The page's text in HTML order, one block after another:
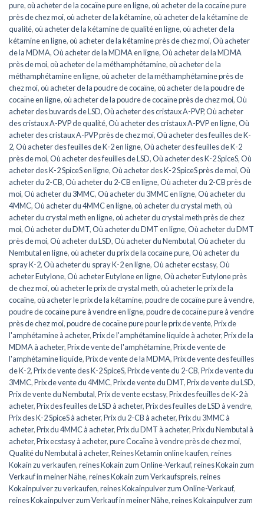
pure,où acheter de la cocaïne pure en ligne,où acheter de la cocaïne pure
près de chez moi,où acheter de la kétamine,où acheter de la kétamine de
qualité,où acheter de la kétamine de qualité en ligne,où acheter de la
kétamine en ligne,où acheter de la kétamine près de chez moi,Où acheter
de la MDMA,Où acheter de la MDMA en ligne,Où acheter de la MDMA
près de moi,où acheter de la méthamphétamine,où acheter de la
méthamphétamine en ligne,où acheter de la méthamphétamine près de
chez moi,où acheter de la poudre de cocaïne,où acheter de la poudre de
cocaïne en ligne,où acheter de la poudre de cocaïne près de chez moi,Où
acheter des buvards de LSD,Où acheter des cristaux A-PVP,Où acheter
des cristaux A-PVP de qualité,Où acheter des cristaux A-PVP en ligne,Où
acheter des cristaux A-PVP près de chez moi,Où acheter des feuilles de K-
2,Où acheter des feuilles de K-2 en ligne,Où acheter des feuilles de K-2
près de moi,Où acheter des feuilles de LSD,Où acheter des K-2 SpiceS,Où
acheter des K-2 SpiceS en ligne,Où acheter des K-2 SpiceS près de moi,Où
acheter du 2-CB,Où acheter du 2-CB en ligne,Où acheter du 2-CB près de
moi,Où acheter du 3MMC,Où acheter du 3MMC en ligne,Où acheter du
4MMC,Où acheter du 4MMC en ligne,où acheter du crystal meth,où
acheter du crystal meth en ligne,où acheter du crystal meth près de chez
moi,Où acheter du DMT,Où acheter du DMT en ligne,Où acheter du DMT
près de moi,Où acheter du LSD,Où acheter du Nembutal,Où acheter du
Nembutal en ligne,où acheter du prix de la cocaïne pure,Où acheter du
spray K-2,Où acheter du spray K-2 en ligne,Où acheter ecstasy,Où
acheter Eutylone,Où acheter Eutylone en ligne,Où acheter Eutylone près
de chez moi,où acheter le prix de crystal meth,où acheter le prix de la
cocaïne,où acheter le prix de la kétamine,poudre de cocaïne pure à vendre,
poudre de cocaïne pure à vendre en ligne,poudre de cocaïne pure à vendre
près de chez moi,poudre de cocaïne pure pour le prix de vente,Prix de
l'amphétamine à acheter,Prix de l'amphétamine liquide à acheter,Prix de la
MDMA à acheter,Prix de vente de l'amphétamine,Prix de vente de
l'amphétamine liquide,Prix de vente de la MDMA,Prix de vente des feuilles
de K-2,Prix de vente des K-2 SpiceS,Prix de vente du 2-CB,Prix de vente du
3MMC,Prix de vente du 4MMC,Prix de vente du DMT,Prix de vente du LSD,
Prix de vente du Nembutal,Prix de vente ecstasy,Prix des feuilles de K-2 à
acheter,Prix des feuilles de LSD à acheter,Prix des feuilles de LSD à vendre,
Prix des K-2 SpiceS à acheter,Prix du 2-CB à acheter,Prix du 3MMC à
acheter,Prix du 4MMC à acheter,Prix du DMT à acheter,Prix du Nembutal à
acheter,Prix ecstasy à acheter,pure Cocaïne à vendre près de chez moi,
Qualité du Nembutal à acheter,Reines Ketamin online kaufen,reines
Kokain zu verkaufen,reines Kokain zum Online-Verkauf,reines Kokain zum
Verkauf in meiner Nähe,reines Kokain zum Verkaufspreis,reines
Kokainpulver zu verkaufen,reines Kokainpulver zum Online-Verkauf,
reines Kokainpulver zum Verkauf in meiner Nähe,reines Kokainpulver zum